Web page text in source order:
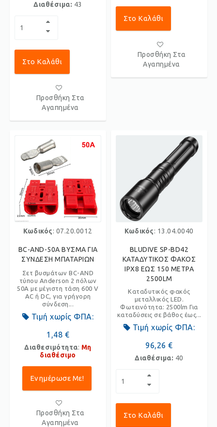
Διαθέσιμα: 43
Στο Καλάθι
Προσθήκη Στα
Αγαπημένα
Στο Καλάθι
Προσθήκη Στα
Αγαπημένα
Κωδικός: 07.20.0012
BC-AND-50A ΒΥΣΜΑ ΓΙΑ
ΣΥΝΔΕΣΗ ΜΠΑΤΑΡΙΩΝ
Σετ βυσμάτων BC-AND
τύπου Anderson 2 πόλων
50A με μέγιστη τάση 600 V
AC ή DC, για γρήγορη
σύνδεση...
Τιμή χωρίς ΦΠΑ:
1,48 €
Διαθεσιμότητα: Μη
διαθέσιμο
Ενημέρωσε Με!
Προσθήκη Στα
Αγαπημένα
Κωδικός: 13.04.0040
BLUDIVE SP-BD42
ΚΑΤΑΔΥΤΙΚΟΣ ΦΑΚΟΣ
IPX8 ΕΩΣ 150 ΜΕΤΡΑ
2500LM
Καταδυτικός φακός
μεταλλικός LED.
Φωτεινότητα: 2500lm Για
καταδύσεις σε βάθος έως...
Τιμή χωρίς ΦΠΑ:
96,26 €
Διαθέσιμα: 40
Στο Καλάθι